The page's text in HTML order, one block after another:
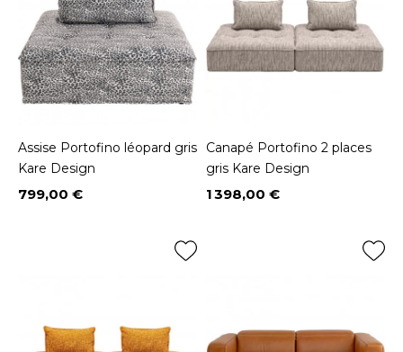
Assise Portofino léopard gris
Kare Design
Prix
799,00 €
Canapé Portofino 2 places
gris Kare Design
Prix
1 398,00 €